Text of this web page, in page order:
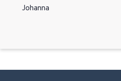
Johanna